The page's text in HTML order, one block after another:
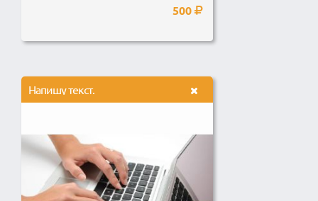
500
Напишу текст.